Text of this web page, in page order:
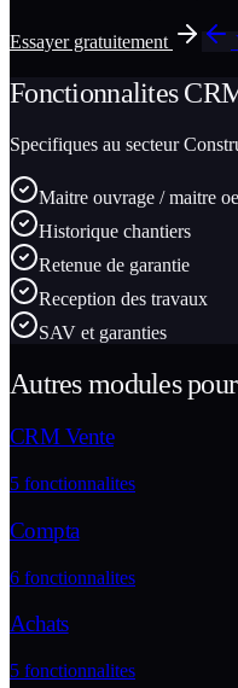
Essayer gratuitement
Fonctionnalites
Specifiques au secteur
Maitre ouvrage / maitre
Historique chantiers
Retenue de garantie
Reception des travaux
SAV et garanties
Autres modules pour
CRM Vente
5 fonctionnalites
Compta
6 fonctionnalites
Achats
5 fonctionnalites